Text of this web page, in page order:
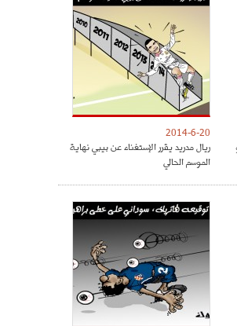
2014-6-20
ريال مدريد يقرر الإستغناء عن بيبي نهاية
الموسم الحالي